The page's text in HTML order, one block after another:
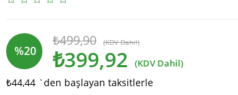
%20
İndirim
₺499,90 (KDV Dahil)
₺399,92 (KDV Dahil)
₺44,44 `den başlayan taksitlerle